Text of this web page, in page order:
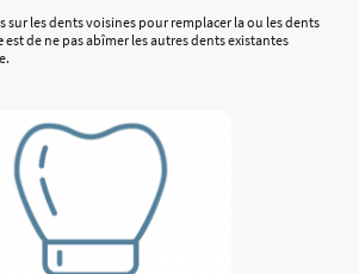
sur les dents voisines pour remplacer la ou les dents
est de ne pas abîmer les autres dents existantes